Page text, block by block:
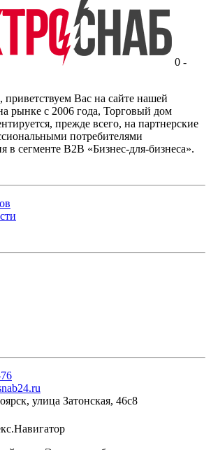
0 -
Вас на сайте нашей
рынке с 2006 года, Торговый дом
прежде всего, на партнерские
потребителями
в сегменте B2B «Бизнес-для-бизнеса».
, улица Затонская, 46с8